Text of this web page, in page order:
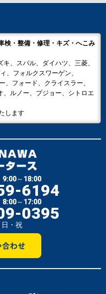
検・整備・修理・キズ・へこみ
、スバル、ダイハツ、三菱、
、フォルクスワーゲン、
フォード、クライスラー、
ルノー、プジョー、シトロエ
します
9:00～18:00
6194
8:00～17:00
0395
日・祝